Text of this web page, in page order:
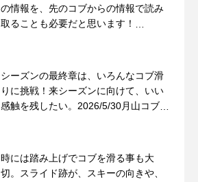
の情報を、先のコブからの情報で読み
取ることも必要だと思います！
シーズンの最終章は、いろんなコブ滑
りに挑戦！来シーズンに向けて、いい
感触を残したい。2026/5/30月山コブレ
時には踏み上げでコブを滑る事も大
切。スライド跡が、スキーの向きや、